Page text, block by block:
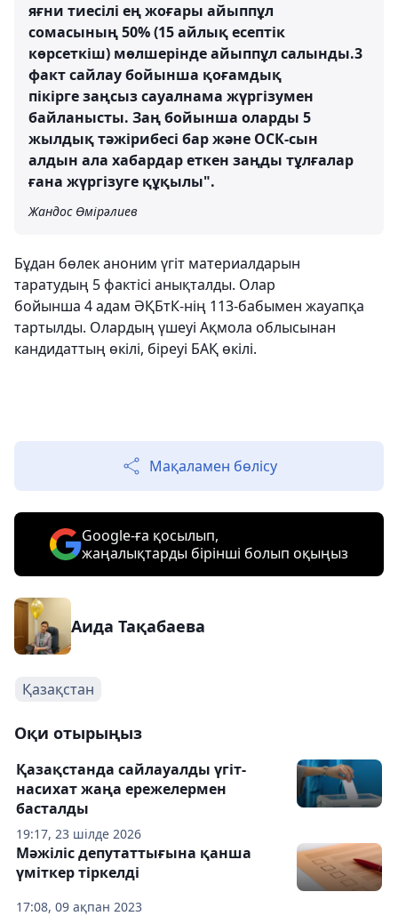
яғни тиесілі ең жоғары айыппұл
сомасының 50% (15 айлық есептік
көрсеткіш) мөлшерінде айыппұл салынды.3
факт сайлау бойынша қоғамдық
пікірге заңсыз сауалнама жүргізумен
байланысты. Заң бойынша оларды 5
жылдық тәжірибесі бар және ОСК-сын
алдын ала хабардар еткен заңды тұлғалар
ғана жүргізуге құқылы".
Жандос Өмірәлиев
Бұдан бөлек аноним үгіт материалдарын
таратудың 5 фактісі анықталды. Олар
бойынша 4 адам ӘҚБтК-нің 113-бабымен жауапқа
тартылды. Олардың үшеуі Ақмола облысынан
кандидаттың өкілі, біреуі БАҚ өкілі.
Мақаламен бөлісу
Google-ға қосылып,
жаңалықтарды бірінші болып оқыңыз
Аида Тақабаева
Қазақстан
Оқи отырыңыз
19:17, 23 шілде 2026
Қазақстанда сайлауалды үгіт-
насихат жаңа ережелермен
басталды
17:08, 09 ақпан 2023
Мәжіліс депутаттығына қанша
үміткер тіркелді